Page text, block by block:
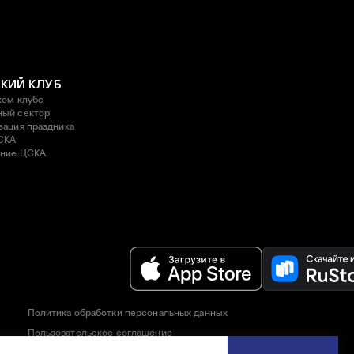
КЛУБ
клубе
сектор
праздника
ЦСКА
Политика обработки персональных данных
Пользовательское соглашение